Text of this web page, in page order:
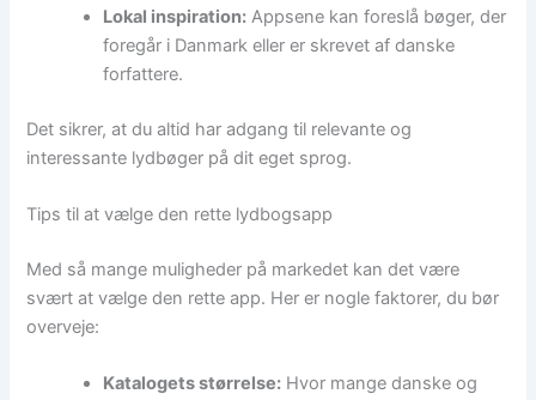
Lokal inspiration: Appsene kan foreslå bøger, der
foregår i Danmark eller er skrevet af danske
forfattere.
Det sikrer, at du altid har adgang til relevante og
interessante lydbøger på dit eget sprog.
Tips til at vælge den rette lydbogsapp
Med så mange muligheder på markedet kan det være
svært at vælge den rette app. Her er nogle faktorer, du bør
overveje:
Katalogets størrelse: Hvor mange danske og